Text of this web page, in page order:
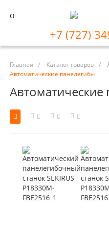
+7 (727)
Главная / Каталог товаров /
Автоматические панелегибы
Автоматические